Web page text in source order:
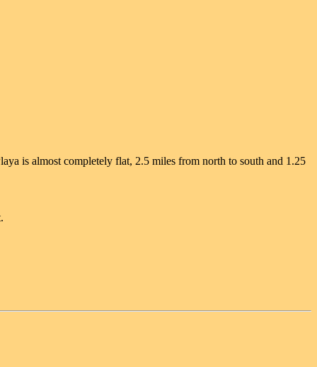
is almost completely flat, 2.5 miles from north to south and 1.25